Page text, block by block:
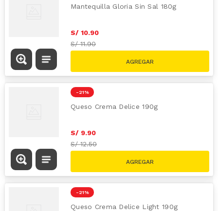
Mantequilla Gloria Sin Sal 180g
S/ 10.90
S/11.90
-21 %
Queso Crema Delice 190g
S/ 9.90
S/12.50
-21 %
Queso Crema Delice Light 190g